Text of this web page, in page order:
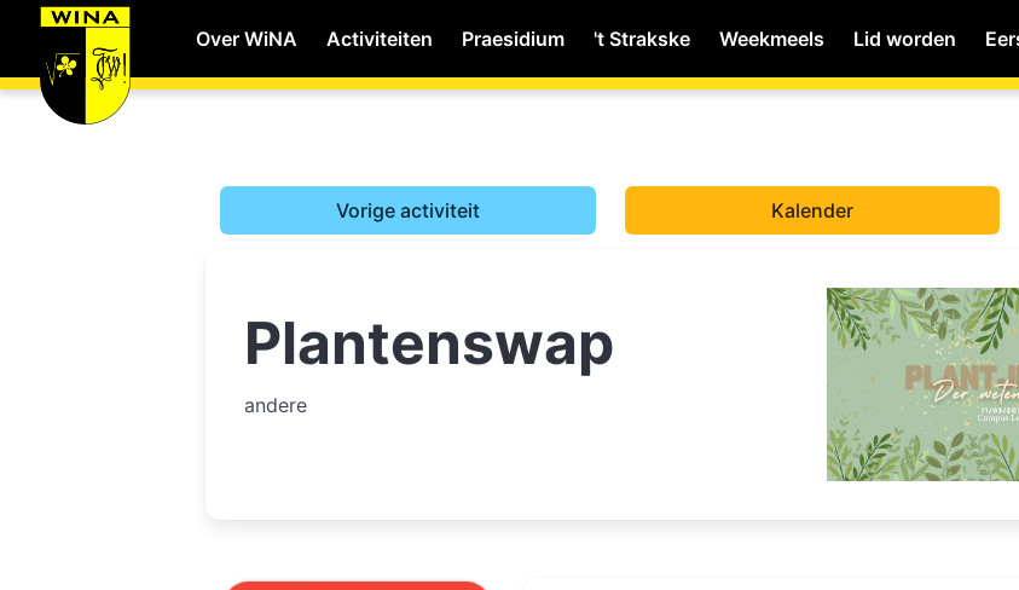
Over WiNA Activiteiten Praesidium 't Strakske Weekmeels Lid worden
WiNA MyWiNA
Shop
Studie
Home
Schachten
Vorige activiteit Kalender
Plantenswap
andere